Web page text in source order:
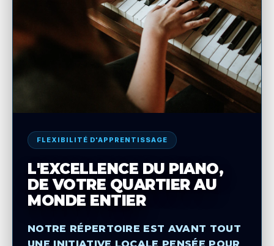
FLEXIBILITÉ D'APPRENTISSAGE
L'EXCELLENCE DU PIANO,
DE VOTRE QUARTIER AU
MONDE ENTIER
NOTRE RÉPERTOIRE EST AVANT TOUT